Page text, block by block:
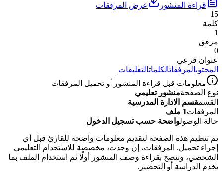
قراءة المنشور
عرض المرفقات
15
كلمة
1
مرفق
0
عنوان فرعي
المحتوىالمرفقاتالكلماتالتعليقات
معلومات قبل قراءة المنشور أو تحميل المرفقات
نوع الصفحةمنشور تعليمي
القسمقسم الادارة المدرسية
المرفقات1 ملف
حالة الوصولواضحة حسب تسجيل الدخول
تم تنظيم هذه الصفحة لتقديم معلومات واضحة للقارئ قبل أي
إجراء تحميل. المرفقات، إن وجدت، مخصصة للاستخدام التعليمي
الشخصي، وننصح بقراءة وصف المنشور أولًا ثم استخدام الملف بما
يخدم الدراسة أو التحضير.